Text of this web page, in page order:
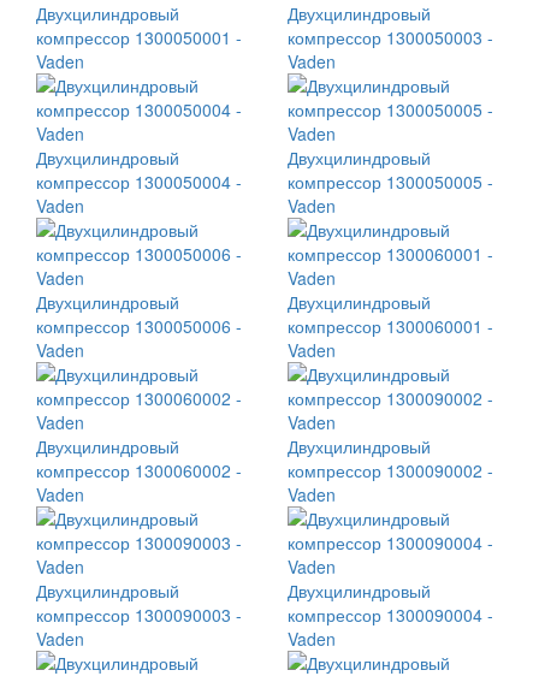
Двухцилиндровый
компрессор 1300050001 -
Vaden
Двухцилиндровый
компрессор 1300050003 -
Vaden
Двухцилиндровый
компрессор 1300050004 -
Vaden
Двухцилиндровый
компрессор 1300050005 -
Vaden
Двухцилиндровый
компрессор 1300050006 -
Vaden
Двухцилиндровый
компрессор 1300060001 -
Vaden
Двухцилиндровый
компрессор 1300060002 -
Vaden
Двухцилиндровый
компрессор 1300090002 -
Vaden
Двухцилиндровый
компрессор 1300090003 -
Vaden
Двухцилиндровый
компрессор 1300090004 -
Vaden